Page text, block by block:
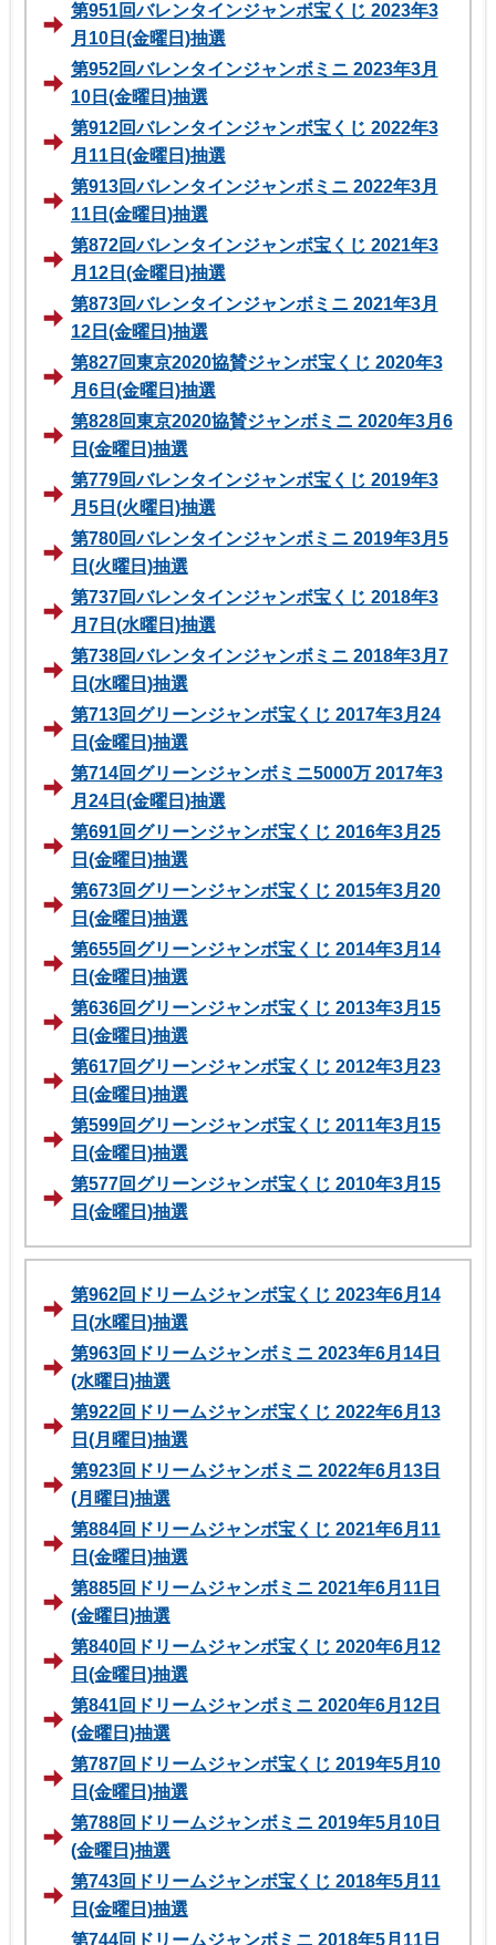
第951回バレンタインジャンボ宝くじ 2023年3
月10日(金曜日)抽選
第952回バレンタインジャンボミニ 2023年3月
10日(金曜日)抽選
第912回バレンタインジャンボ宝くじ 2022年3
月11日(金曜日)抽選
第913回バレンタインジャンボミニ 2022年3月
11日(金曜日)抽選
第872回バレンタインジャンボ宝くじ 2021年3
月12日(金曜日)抽選
第873回バレンタインジャンボミニ 2021年3月
12日(金曜日)抽選
第827回東京2020協賛ジャンボ宝くじ 2020年3
月6日(金曜日)抽選
第828回東京2020協賛ジャンボミニ 2020年3月6
日(金曜日)抽選
第779回バレンタインジャンボ宝くじ 2019年3
月5日(火曜日)抽選
第780回バレンタインジャンボミニ 2019年3月5
日(火曜日)抽選
第737回バレンタインジャンボ宝くじ 2018年3
月7日(水曜日)抽選
第738回バレンタインジャンボミニ 2018年3月7
日(水曜日)抽選
第713回グリーンジャンボ宝くじ 2017年3月24
日(金曜日)抽選
第714回グリーンジャンボミニ5000万 2017年3
月24日(金曜日)抽選
第691回グリーンジャンボ宝くじ 2016年3月25
日(金曜日)抽選
第673回グリーンジャンボ宝くじ 2015年3月20
日(金曜日)抽選
第655回グリーンジャンボ宝くじ 2014年3月14
日(金曜日)抽選
第636回グリーンジャンボ宝くじ 2013年3月15
日(金曜日)抽選
第617回グリーンジャンボ宝くじ 2012年3月23
日(金曜日)抽選
第599回グリーンジャンボ宝くじ 2011年3月15
日(金曜日)抽選
第577回グリーンジャンボ宝くじ 2010年3月15
日(金曜日)抽選
第962回ドリームジャンボ宝くじ 2023年6月14
日(水曜日)抽選
第963回ドリームジャンボミニ 2023年6月14日
(水曜日)抽選
第922回ドリームジャンボ宝くじ 2022年6月13
日(月曜日)抽選
第923回ドリームジャンボミニ 2022年6月13日
(月曜日)抽選
第884回ドリームジャンボ宝くじ 2021年6月11
日(金曜日)抽選
第885回ドリームジャンボミニ 2021年6月11日
(金曜日)抽選
第840回ドリームジャンボ宝くじ 2020年6月12
日(金曜日)抽選
第841回ドリームジャンボミニ 2020年6月12日
(金曜日)抽選
第787回ドリームジャンボ宝くじ 2019年5月10
日(金曜日)抽選
第788回ドリームジャンボミニ 2019年5月10日
(金曜日)抽選
第743回ドリームジャンボ宝くじ 2018年5月11
日(金曜日)抽選
第744回ドリームジャンボミニ 2018年5月11日